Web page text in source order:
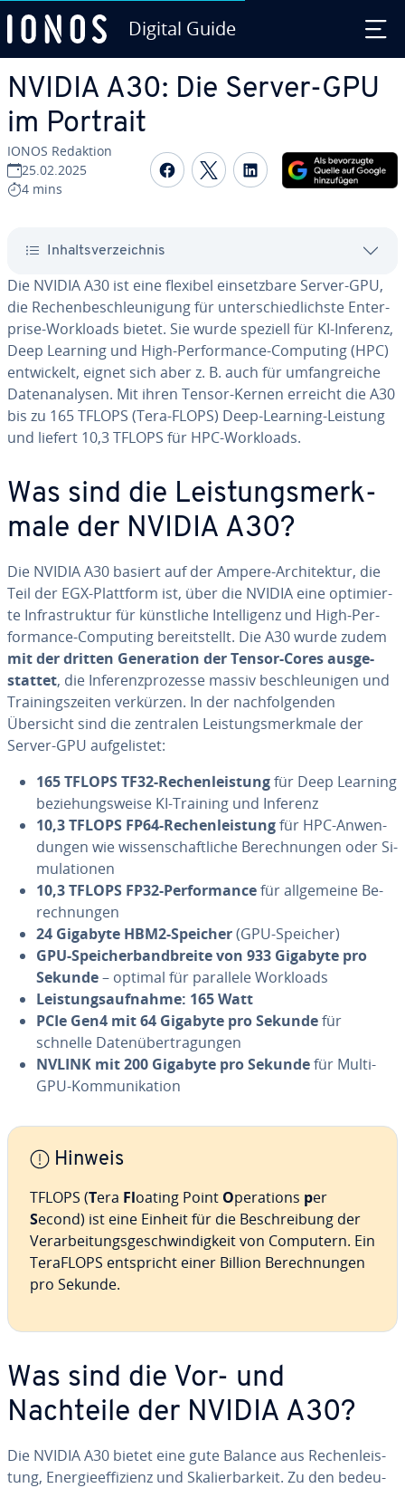
Digital Guide
NVIDIA A30: Die Server-GPU
im Portrait
IONOS Redaktion
25.02.2025
4 mins
Auf Facebook teilen
Auf Twitter teilen
Auf LinkedIn
In­halts­ver­zeich­nis
Die NVIDIA A30 ist eine flexibel ein­setz­ba­re Server-GPU,
die Re­chen­be­schleu­ni­gung für un­ter­schied­lichs­te En­ter­
pri­se-Workloads bietet. Sie wurde speziell für KI-Inferenz,
Deep Learning und High-Per­for­mance-Computing (HPC)
ent­wi­ckelt, eignet sich aber z. B. auch für um­fang­rei­che
Da­ten­ana­ly­sen. Mit ihren Tensor-Kernen erreicht die A30
bis zu 165 TFLOPS (Tera-FLOPS) Deep-Learning-Leistung
und liefert 10,3 TFLOPS für HPC-Workloads.
Was sind die Leis­tungs­merk­
ma­le der NVIDIA A30?
Die NVIDIA A30 basiert auf der Ampere-Ar­chi­tek­tur, die
Teil der EGX-Plattform ist, über die NVIDIA eine op­ti­mier­
te In­fra­struk­tur für künst­li­che In­tel­li­genz und High-Per­
for­mance-Computing be­reit­stellt. Die A30 wurde zudem
mit der dritten Ge­ne­ra­ti­on der Tensor-Cores aus­ge­
stat­tet, die In­fe­renz­pro­zes­se massiv be­schleu­ni­gen und
Trai­nings­zei­ten verkürzen. In der nach­fol­gen­den
Übersicht sind die zentralen Leis­tungs­merk­ma­le der
Server-GPU auf­ge­lis­tet:
165 TFLOPS TF32-Re­chen­leis­tungfür Deep Learning
be­zie­hungs­wei­se KI-Training und Inferenz
10,3 TFLOPS FP64-Re­chen­leis­tungfür HPC-An­wen­
dun­gen wie wis­sen­schaft­li­che Be­rech­nun­gen oder Si­
mu­la­tio­nen
10,3 TFLOPS FP32-Per­for­mancefür all­ge­mei­ne Be­
rech­nun­gen
24 Gigabyte HBM2-Speicher(GPU-Speicher)
GPU-Spei­cher­band­brei­te von 933 Gigabyte pro
Sekunde– optimal für parallele Workloads
Leis­tungs­auf­nah­me: 165 Watt
PCIe Gen4 mit 64 Gigabyte pro Sekundefür
schnelle Da­ten­über­tra­gun­gen
NVLINK mit 200 Gigabyte pro Sekundefür Multi-
GPU-Kom­mu­ni­ka­ti­on
Hinweis
TFLOPS (Tera Floating Point Operations per
Second) ist eine Einheit für die Be­schrei­bung der
Ver­ar­bei­tungs­ge­schwin­dig­keit von Computern. Ein
TeraFLOPS ent­spricht einer Billion Be­rech­nun­gen
pro Sekunde.
Was sind die Vor- und
Nachteile der NVIDIA A30?
Die NVIDIA A30 bietet eine gute Balance aus Re­chen­leis­
tung, En­er­gie­ef­fi­zi­enz und Ska­lier­bar­keit. Zu den be­deu­